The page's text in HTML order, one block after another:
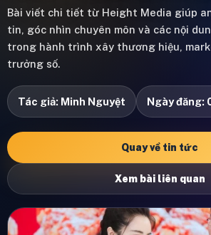
Bài viết chi tiết từ Height Media giúp
tin, góc nhìn chuyên môn và các nội
trong hành trình xây thương hiệu,
trưởng số.
Tác giả: Minh Nguyệt Ngày đăng:
Quay về tin tức
Xem bài liên quan